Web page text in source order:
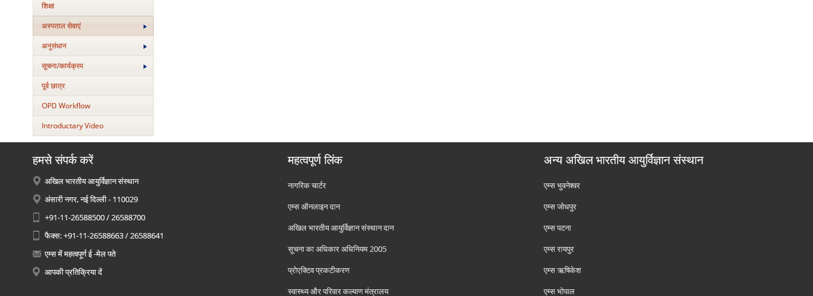
शिक्षा
अस्‍पताल सेवाएं
अनुसंधान
सूचना/कार्यक्रम
पूर्व छात्र
OPD Workflow
Introductary Video
हमसे संपर्क करें
अखिल भारतीय आयुर्विज्ञान संस्थान
अंसारी नगर, नई दिल्ली - 110029
+91-11-26588500 / 26588700
फैक्स: +91-11-26588663 / 26588641
एम्स में महत्वपूर्ण ई -मेल पते
आपकी प्रतिक्रिया दें
महत्वपूर्ण लिंक
नागरिक चार्टर
एम्स ऑनलाइन दान
अखिल भारतीय आयुर्विज्ञान संस्थान दान
सूचना का अधिकार अधिनियम 2005
प्रोएक्टिव प्रकटीकरण
स्वास्थ्य और परिवार कल्याण मंत्रालय
अन्य अखिल भारतीय आयुर्विज्ञान संस्थान
एम्‍स भुवनेश्वर
एम्‍स जोधपुर
एम्‍स पटना
एम्‍स रायपुर
एम्‍स ऋषिकेश
एम्‍स भोपाल